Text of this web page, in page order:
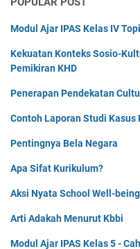
Modul Ajar IPAS Kelas IV
Kekuatan Konteks Sosio-
Pemikiran KHD
Penerapan Pendekatan
Contoh Laporan Studi Kasus
Pentingnya Bela Negara
Apa Sifat Kurikulum?
Aksi Nyata School Well-
Arti Adakah Menurut Kbbi
Modul Ajar IPAS Kelas 5 -